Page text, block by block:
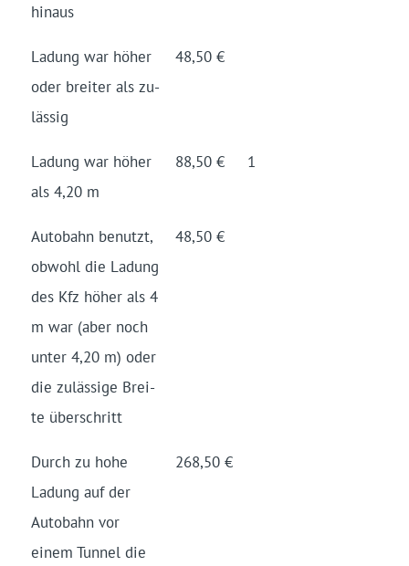
hinaus
Ladung war höher
oder brei­ter als zu­
lässig
48,50 €
Ladung war höher
als 4,20 m
88,50 € 1
Auto­bahn benutzt,
ob­wohl die Ladung
des Kfz höher als 4
m war (aber noch
unter 4,20 m) oder
die zu­lässige Brei­
te über­schritt
48,50 €
Durch zu hohe
Ladung auf der
Auto­bahn vor
einem Tunnel die
268,50 €